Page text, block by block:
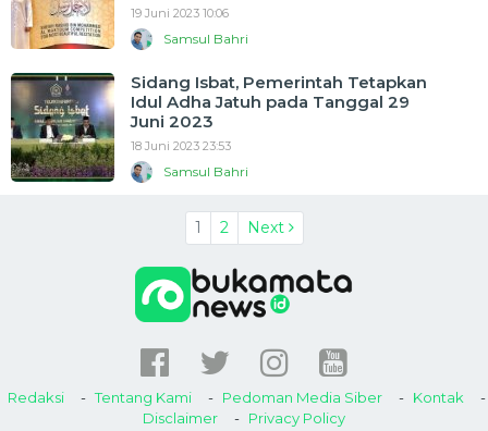
19 Juni 2023 10:06
Samsul Bahri
Sidang Isbat, Pemerintah Tetapkan
Idul Adha Jatuh pada Tanggal 29
Juni 2023
18 Juni 2023 23:53
Samsul Bahri
1 2 Next
Redaksi Tentang Kami Pedoman Media Siber
Kontak
Disclaimer
Privacy Policy